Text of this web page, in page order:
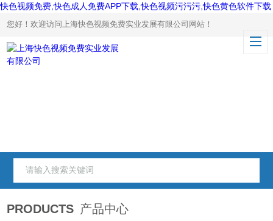
快色视频免费,快色成人免费APP下载,快色视频污污污,快色黄色软件下载
您好！欢迎访问上海快色视频免费实业发展有限公司网站！
PRODUCTS 产品中心